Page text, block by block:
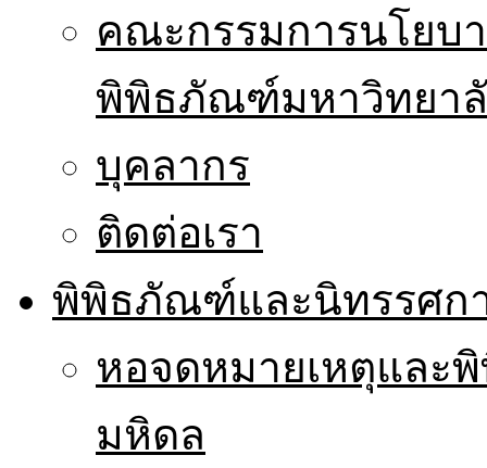
คณะกรรมการนโยบ
พิพิธภัณฑ์มหาวิทยา
บุคลากร
ติดต่อเรา
พิพิธภัณฑ์และนิทรรศก
หอจดหมายเหตุและ
มหิดล